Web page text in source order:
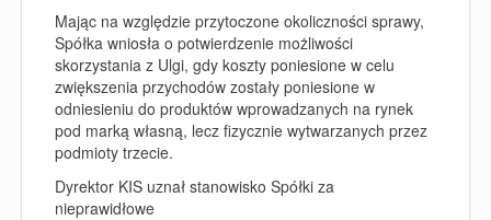
Mając na względzie przytoczone okoliczności sprawy,
Spółka wniosła o potwierdzenie możliwości
skorzystania z Ulgi, gdy koszty poniesione w celu
zwiększenia przychodów zostały poniesione w
odniesieniu do produktów wprowadzanych na rynek
pod marką własną, lecz fizycznie wytwarzanych przez
podmioty trzecie.
Dyrektor KIS uznał stanowisko Spółki za
nieprawidłowe